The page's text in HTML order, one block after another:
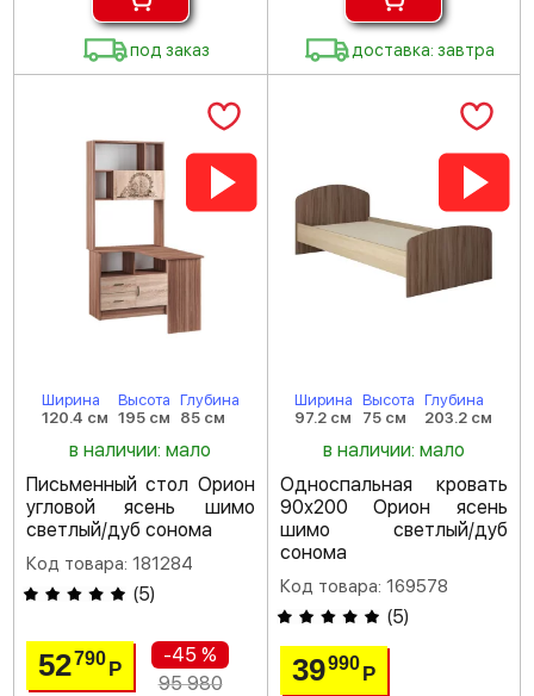
под заказ доставка: завтра
Ширина
120.4 см
Высота
195 см
Глубина
85 см
в наличии: мало
Письменный стол Орион
угловой ясень шимо
светлый/дуб сонома
Код товара: 181284
(5)
52790Р
-45 %
95 980
Ширина
97.2 см
Высота
75 см
Глубина
203.2 см
в наличии: мало
Односпальная кровать
90х200 Орион ясень
шимо светлый/дуб
сонома
Код товара: 169578
(5)
39990 Р